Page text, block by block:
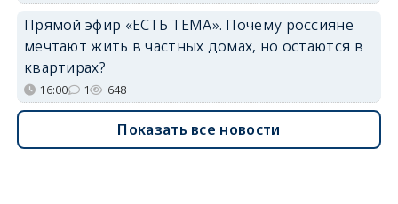
Прямой эфир «ЕСТЬ ТЕМА». Почему россияне
мечтают жить в частных домах, но остаются в
квартирах?
16:00 1 648
Показать все новости